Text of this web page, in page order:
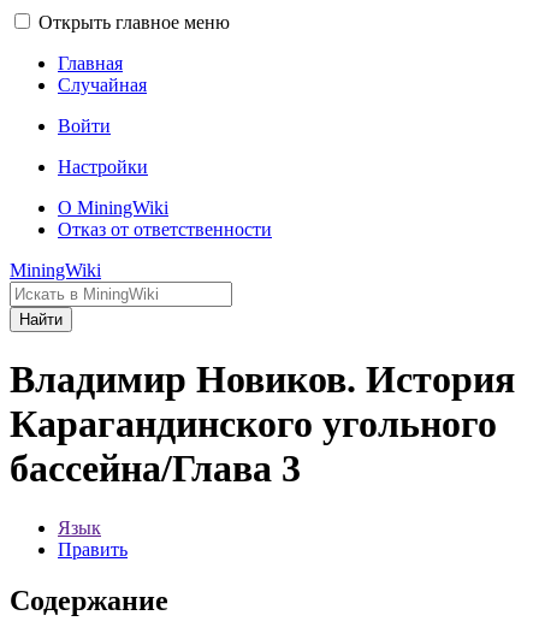
Открыть главное меню
Главная
Случайная
Войти
Настройки
О MiningWiki
Отказ от ответственности
MiningWiki
Найти
Владимир Новиков. История
Карагандинского угольного
бассейна/Глава 3
Язык
Править
Содержание